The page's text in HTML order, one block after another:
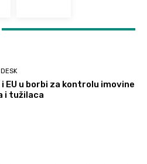
i EU u borbi za kontrolu imovine
i tužilaca